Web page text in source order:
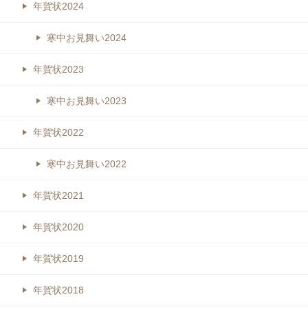
年賀状2024
寒中お見舞い2024
年賀状2023
寒中お見舞い2023
年賀状2022
寒中お見舞い2022
年賀状2021
年賀状2020
年賀状2019
年賀状2018